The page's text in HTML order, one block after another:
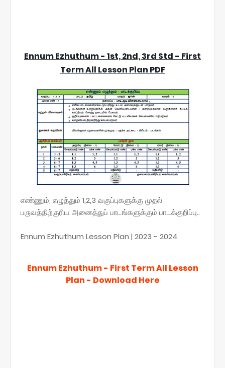
Ennum Ezhuthum - 1st, 2nd, 3rd Std - First
Term All Lesson Plan PDF
எண்ணும், எழுத்தும் 1,2,3 வகுப்புகளுக்கு முதல்
பருவத்திற்குரிய அனைத்துப் பாடங்களுக்கும் பாடக்குறிப்பு..
Ennum Ezhuthum Lesson Plan | 2023 - 2024
Ennum Ezhuthum - First Term All Lesson
Plan - Download Here